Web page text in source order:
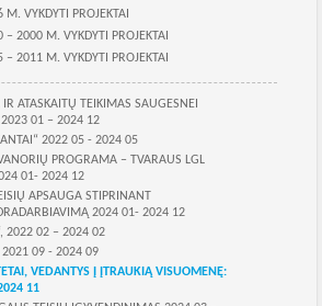
M. VYKDYTI PROJEKTAI
– 2000 M. VYKDYTI PROJEKTAI
– 2011 M. VYKDYTI PROJEKTAI
IR ATASKAITŲ TEIKIMAS SAUGESNEI
2023 01 – 2024 12
2022 05 - 2024 05
PROGRAMA – TVARAUS LGL
01- 2024 12
APSAUGA STIPRINANT
2024 01- 2024 12
2022 02 – 2024 02
2021 09 - 2024 09
VEDANTYS Į ĮTRAUKIĄ VISUOMENĘ:
11